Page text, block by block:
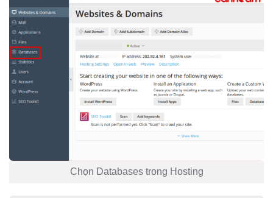
Chọn Databases trong Hosting